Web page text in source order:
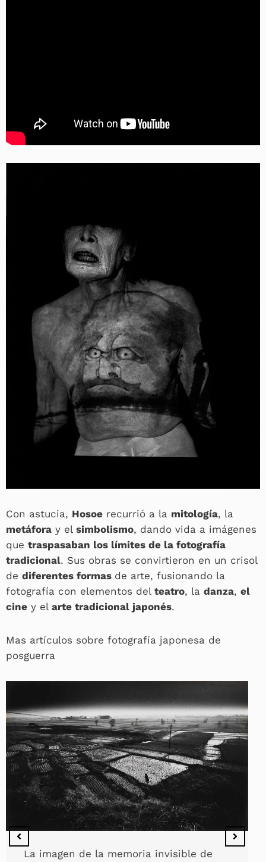
Con astucia, Hosoe recurrió a la mitología, la
metáfora y el simbolismo, dando vida a imágenes
que traspasaban los límites de la fotografía
tradicional. Sus obras se convirtieron en un crisol
de diferentes formas de arte, fusionando la
fotografía con elementos del teatro, la danza, el
cine y el arte tradicional japonés.
Mas artículos sobre fotografía japonesa de
posguerra
La imagen de la memoria invisible de